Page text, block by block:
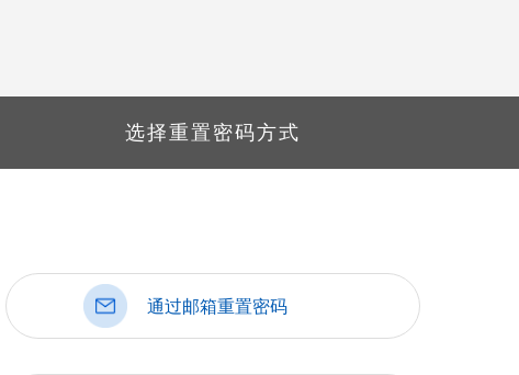
选择重置密码方式
通过邮箱重置密码